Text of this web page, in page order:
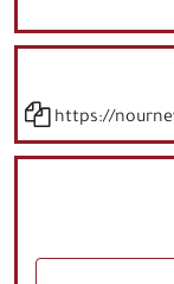
https://